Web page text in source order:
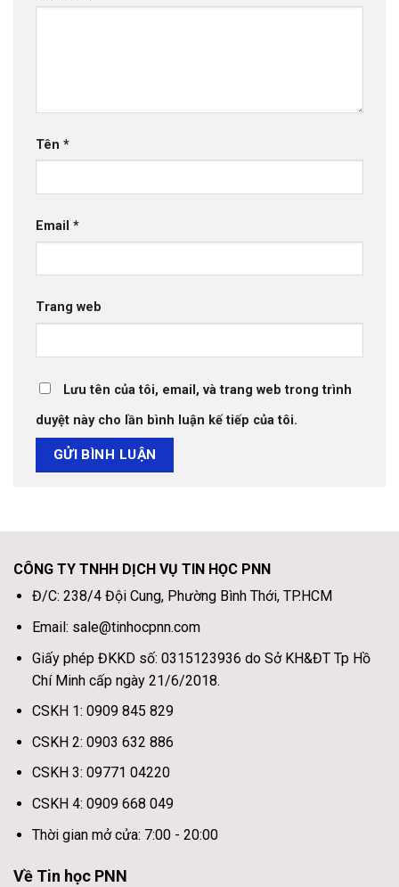
Tên *
Email *
Trang web
Lưu tên của tôi, email, và trang web trong trình
duyệt này cho lần bình luận kế tiếp của tôi.
CÔNG TY TNHH DỊCH VỤ TIN HỌC PNN
Đ/C: 238/4 Đội Cung, Phường Bình Thới, TP.HCM
Email: sale@tinhocpnn.com
Giấy phép ĐKKD số: 0315123936 do Sở KH&ĐT Tp Hồ
Chí Minh cấp ngày 21/6/2018.
CSKH 1: 0909 845 829
CSKH 2: 0903 632 886
CSKH 3: 09771 04220
CSKH 4: 0909 668 049
Thời gian mở cửa: 7:00 - 20:00
Về Tin học PNN